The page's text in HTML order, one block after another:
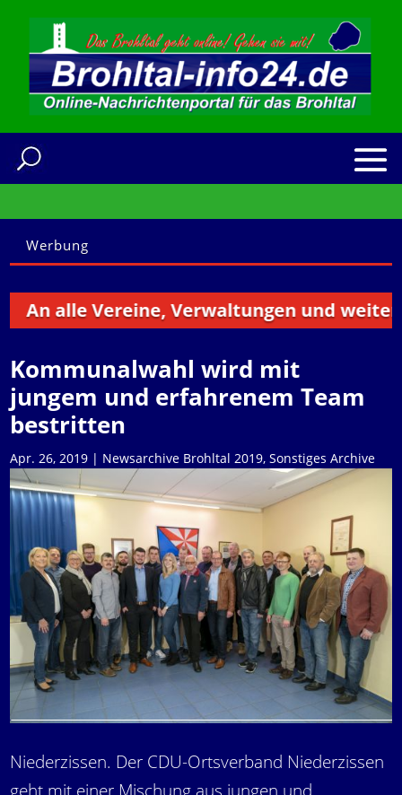
Werbung
alle Vereine, Verwaltungen und weitere
Kommunalwahl wird mit
jungem und erfahrenem Team
bestritten
Apr. 26, 2019 | Newsarchive Brohltal 2019, Sonstiges Archive
Niederzissen. Der CDU-Ortsverband Niederzissen